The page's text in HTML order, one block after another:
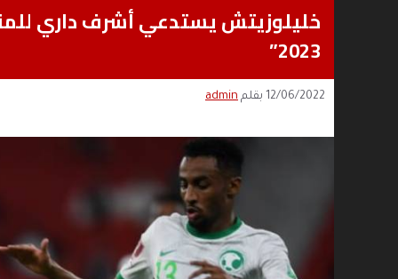
خليلوزيتش يستدعي أشرف داري
2023”
12/06/2022 بقلم admin